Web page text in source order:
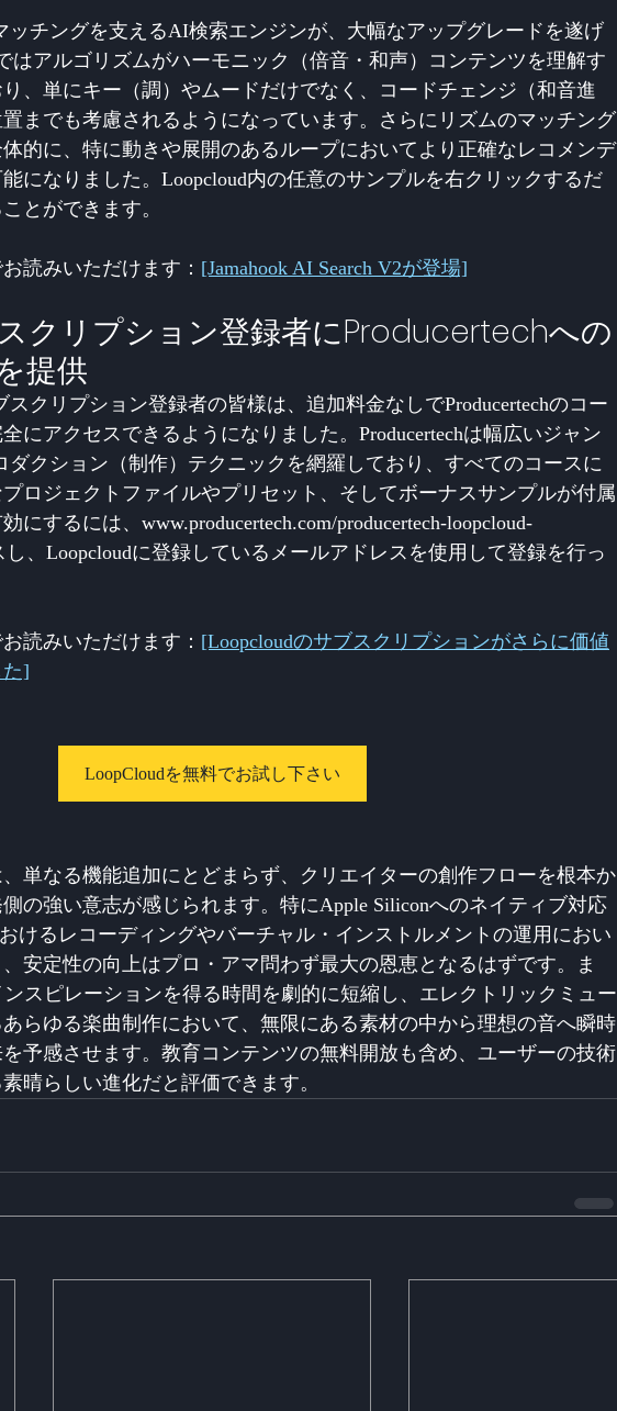
ッチングを支えるAI検索エンジンが、大幅なアップグレードを遂げ
はアルゴリズムがハーモニック（倍音・和声）コンテンツを理解す
、単にキー（調）やムードだけでなく、コードチェンジ（和音進
までも考慮されるようになっています。さらにリズムのマッチング
的に、特に動きや展開のあるループにおいてより正確なレコメンデ
になりました。Loopcloud内の任意のサンプルを右クリックするだ
とができます。
読みいただけます： [Jamahook AI Search V2が登場]
クリプション登録者にProducertechへの
提供
スクリプション登録者の皆様は、追加料金なしでProducertechのコー
にアクセスできるようになりました。Producertechは幅広いジャン
ダクション（制作）テクニックを網羅しており、すべてのコースに
ロジェクトファイルやプリセット、そしてボーナスサンプルが付属
にするには、www.producertech.com/producertech-loopcloud-
し、Loopcloudに登録しているメールアドレスを使用して登録を行っ
読みいただけます： [Loopcloudのサブスクリプションがさらに価値
]
LoopCloudを無料でお試し下さい
単なる機能追加にとどまらず、クリエイターの創作フローを根本か
の強い意志が感じられます。特にApple Siliconへのネイティブ対応
けるレコーディングやバーチャル・インストルメントの運用におい
安定性の向上はプロ・アマ問わず最大の恩恵となるはずです。ま
スピレーションを得る時間を劇的に短縮し、エレクトリックミュー
らゆる楽曲制作において、無限にある素材の中から理想の音へ瞬時
予感させます。教育コンテンツの無料開放も含め、ユーザーの技術
晴らしい進化だと評価できます。